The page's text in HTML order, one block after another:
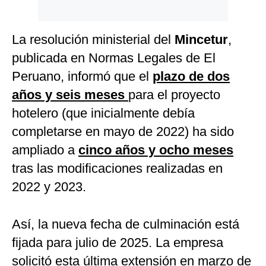
La resolución ministerial del Mincetur,
publicada en Normas Legales de El
Peruano, informó que el plazo de dos
años y seis meses para el proyecto
hotelero (que inicialmente debía
completarse en mayo de 2022) ha sido
ampliado a cinco años y ocho meses
tras las modificaciones realizadas en
2022 y 2023.
Así, la nueva fecha de culminación está
fijada para julio de 2025. La empresa
solicitó esta última extensión en marzo de